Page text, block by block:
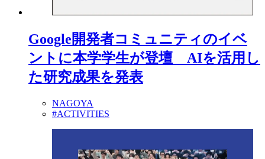
Google開発者コミュニティのイベ
ントに本学学生が登壇 AIを活用し
た研究成果を発表
NAGOYA
#ACTIVITIES